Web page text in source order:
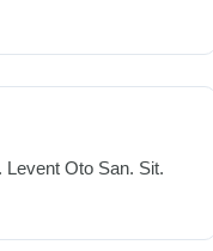
Oto San. Sit.